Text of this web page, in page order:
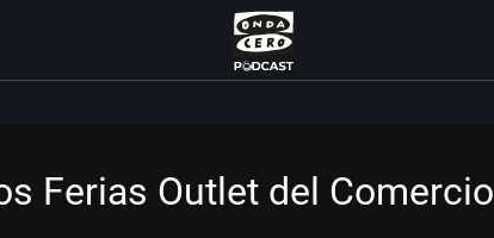
Ferias Outlet del Comercio